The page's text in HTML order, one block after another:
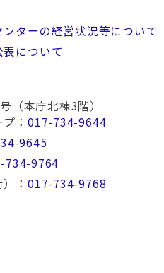
ンターの経営状況等について
について
（本庁北棟3階）
： 017-734-9644
9645
734-9764
： 017-734-9768